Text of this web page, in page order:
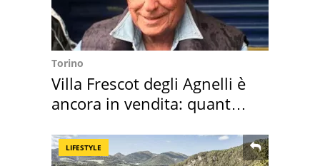
Torino
Villa Frescot degli Agnelli è
ancora in vendita: quanto
LIFESTYLE